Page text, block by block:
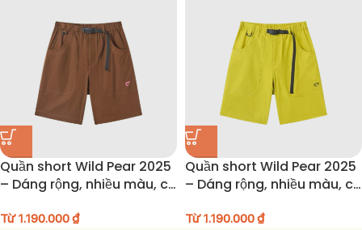
Quần short Wild Pear 2025
– Dáng rộng, nhiều màu, có
Từ1.190.000₫
Quần short Wild Pear 2025
– Dáng rộng, nhiều màu, có
Từ1.190.000₫